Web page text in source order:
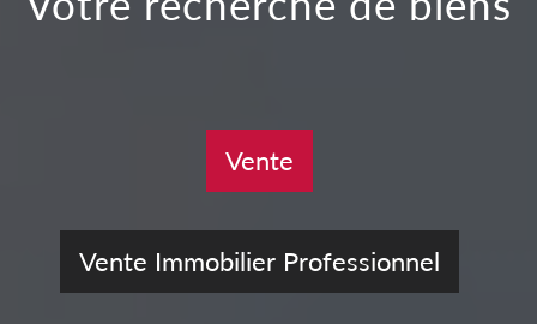
Vente
Vente Immobilier Professionnel